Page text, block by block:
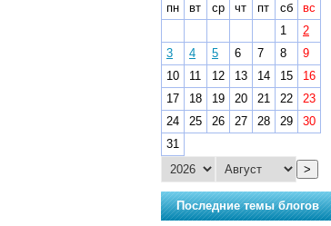
пн
вт ср чт пт сб
вс
1
2
3
4 5 6 7 8
9
10
11 12 13 14 15
16
17
18 19 20 21 22
23
24
25 26 27 28 29
30
31
>
Последние темы блогов